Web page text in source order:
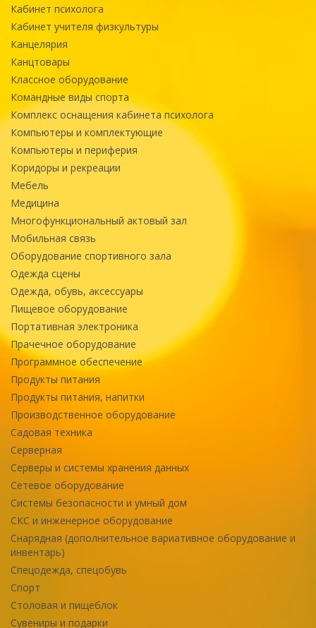
Кабинет психолога
Кабинет учителя физкультуры
Канцелярия
Канцтовары
Классное оборудование
Командные виды спорта
Комплекс оснащения кабинета психолога
Компьютеры и комплектующие
Компьютеры и периферия
Коридоры и рекреации
Мебель
Медицина
Многофункциональный актовый зал
Мобильная связь
Оборудование спортивного зала
Одежда сцены
Одежда, обувь, аксессуары
Пищевое оборудование
Портативная электроника
Прачечное оборудование
Программное обеспечение
Продукты питания
Продукты питания, напитки
Производственное оборудование
Садовая техника
Серверная
Серверы и системы хранения данных
Сетевое оборудование
Системы безопасности и умный дом
СКС и инженерное оборудование
Снарядная (дополнительное вариативное оборудование и
инвентарь)
Спецодежда, спецобувь
Спорт
Столовая и пищеблок
Сувениры и подарки